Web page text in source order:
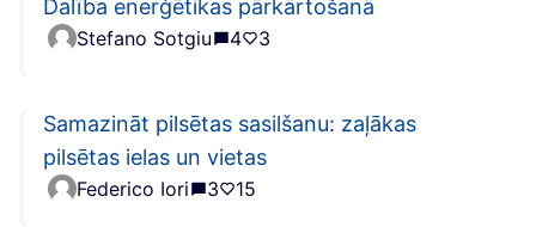
Dalība enerģētikas pārkārtošanā
Stefano Sotgiu 4 3
Samazināt pilsētas sasilšanu: zaļākas
pilsētas ielas un vietas
Federico Iori 3 15